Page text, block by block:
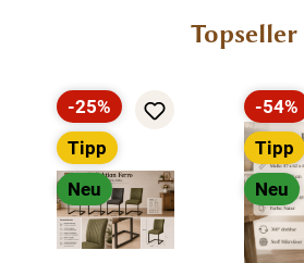
Produktgalerie überspringen
Topseller
Rabatt
-25%
Tipp
Neu
-54%
Tipp
Neu